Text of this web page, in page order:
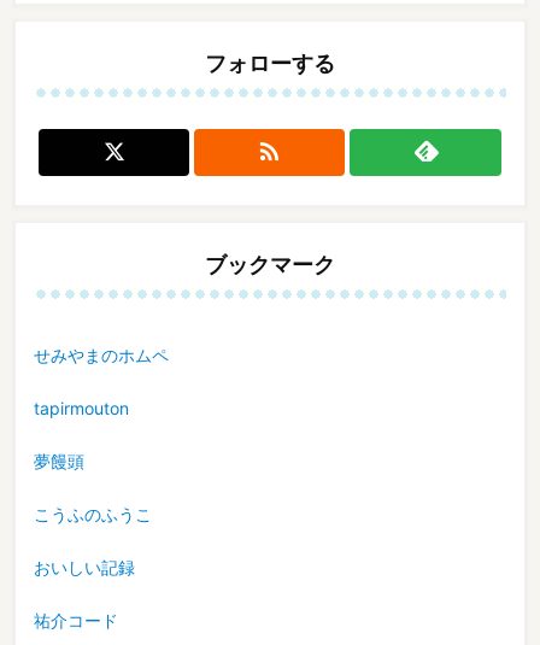
フォローする

ブックマーク
せみやまのホムペ
tapirmouton
夢饅頭
こうふのふうこ
おいしい記録
祐介コード